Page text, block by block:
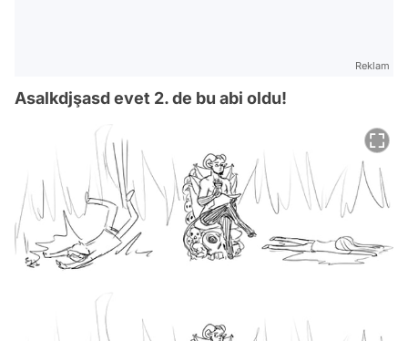
Reklam
Asalkdjşasd evet 2. de bu abi oldu!